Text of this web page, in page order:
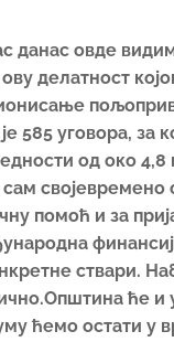
овде
делатност
уговора, за
од око
помоћ и за
ствари.
ће и
ћемо остати у